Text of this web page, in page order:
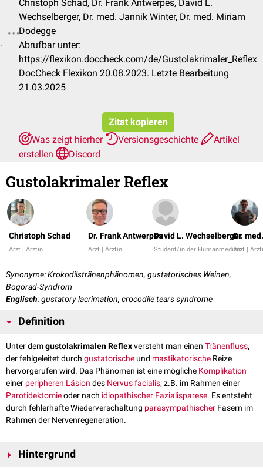
Christoph Schad, Dr. Frank Antwerpes, David L.
Wechselberger, Dr. med. Jannik Winter, Dr. med. Miriam
Dodegge
Abrufbar unter:
https://flexikon.doccheck.com/de/Gustolakrimaler_Reflex
DocCheck Flexikon 20.08.2023. Letzte Bearbeitung
21.03.2025
Zitat kopieren
Was zeigt hierher
Versionsgeschichte
Artikel
erstellen
Discord
Gustolakrimaler Reflex
Christoph Schad
Arzt | Ärztin
Dr. Frank Antwerpes
Arzt | Ärztin
David L. Wechselberger
Student/in der Humanmedizin
Dr.
Arzt |
Synonyme: Krokodilstränenphänomen, gustatorisches Weinen,
Bogorad-Syndrom
Englisch: gustatory lacrimation, crocodile tears syndrome
Definition
Unter demgustolakrimalen Reflexversteht man einen Tränenfluss,
der fehlgeleitet durch gustatorische und mastikatorische Reize
hervorgerufen wird. Das Phänomen ist eine mögliche Komplikation
einer peripheren Läsion des Nervus facialis, z.B. im Rahmen einer
Parotidektomieoder nach idiopathischer Fazialisparese. Es entsteht
durch fehlerhafte Wiederverschaltung parasympathischer Fasern im
Rahmen der Nervenregeneration.
Hintergrund